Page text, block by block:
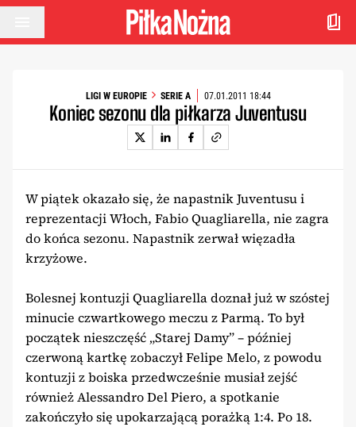
Przejdź do treści
LIGI W EUROPIE SERIE A 07.01.2011 18:44
Koniec sezonu dla piłkarza Juventusu
W piątek okazało się, że napastnik Juventusu i
reprezentacji Włoch, Fabio Quagliarella, nie zagra
do końca sezonu. Napastnik zerwał więzadła
krzyżowe.
Bolesnej kontuzji Quagliarella doznał już w szóstej
minucie czwartkowego meczu z Parmą. To był
początek nieszczęść „Starej Damy” – później
czerwoną kartkę zobaczył Felipe Melo, z powodu
kontuzji z boiska przedwcześnie musiał zejść
również Alessandro Del Piero, a spotkanie
zakończyło się upokarzającą porażką 1:4. Po 18.